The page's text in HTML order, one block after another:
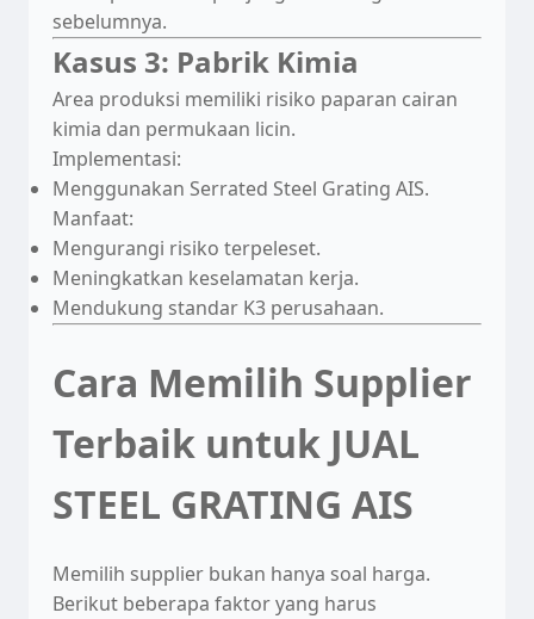
sebelumnya.
Kasus 3: Pabrik Kimia
Area produksi memiliki risiko paparan cairan
kimia dan permukaan licin.
Implementasi:
Menggunakan Serrated Steel Grating AIS.
Manfaat:
Mengurangi risiko terpeleset.
Meningkatkan keselamatan kerja.
Mendukung standar K3 perusahaan.
Cara Memilih Supplier
Terbaik untuk JUAL
STEEL GRATING AIS
Memilih supplier bukan hanya soal harga.
Berikut beberapa faktor yang harus
Chat WA Admin